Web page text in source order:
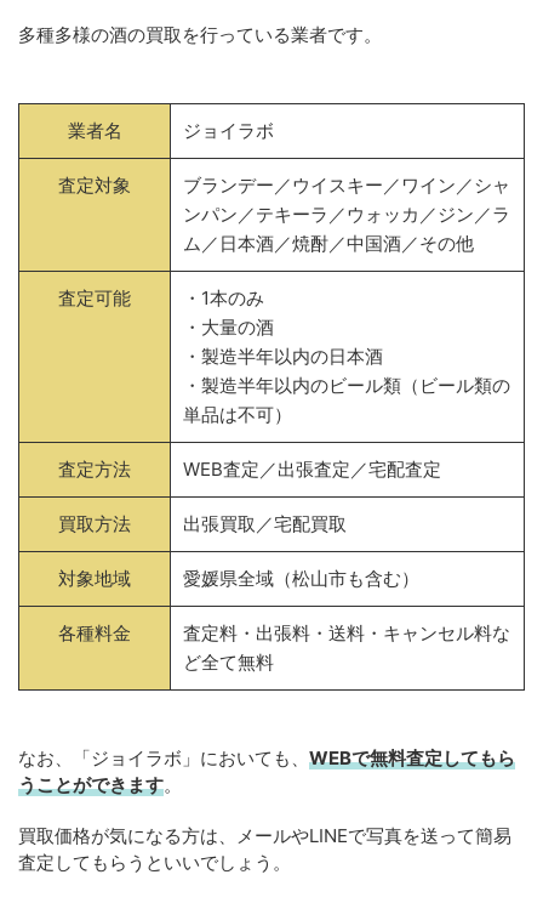
多種多様の酒の買取を行っている業者です。
業者名 ジョイラボ
査定対象
ブランデー／ウイスキー／ワイン／シャ
ンパン／テキーラ／ウォッカ／ジン／ラ
ム／日本酒／焼酎／中国酒／その他
査定可能
・1本のみ
・大量の酒
・製造半年以内の日本酒
・製造半年以内のビール類（ビール類の
単品は不可）
査定方法 WEB査定／出張査定／宅配査定
買取方法 出張買取／宅配買取
対象地域 愛媛県全域（松山市も含む）
各種料金
査定料・出張料・送料・キャンセル料な
ど全て無料
なお、「ジョイラボ」においても、 WEBで無料査定してもら
うことができます。
買取価格が気になる方は、メールやLINEで写真を送って簡易
査定してもらうといいでしょう。